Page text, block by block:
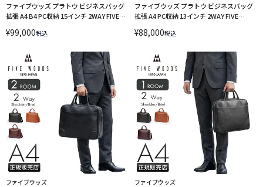
ファイブウッズ プラトウ ビジネスバッグ
拡張 A4 B4 PC収納 15インチ 2WAY FIVE
¥99,000税込
ファイブウッズ プラトウ ビジネスバッグ
拡張 A4 PC収納 13インチ 2WAY FIVE
¥88,000税込
ファイブウッズ ファイブウッズ